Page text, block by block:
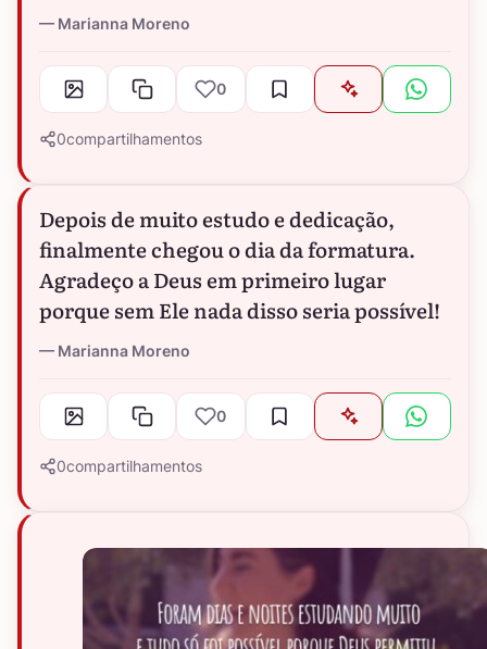
Marianna Moreno
0
0compartilhamentos
Depois de muito estudo e dedicação,
finalmente chegou o dia da formatura.
Agradeço a Deus em primeiro lugar
porque sem Ele nada disso seria possível!
Marianna Moreno
0
0compartilhamentos